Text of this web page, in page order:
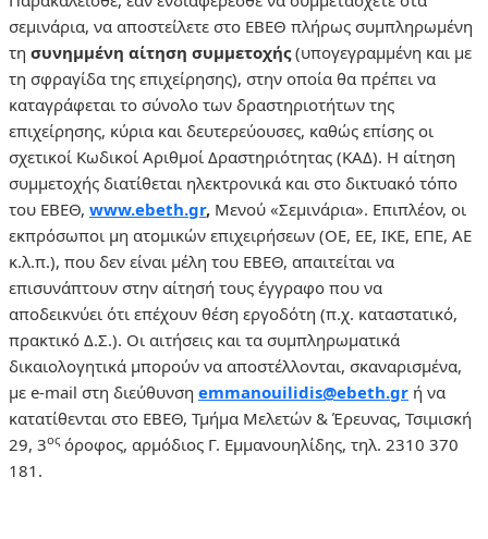
σεμινάρια, να αποστείλετε στο ΕΒΕΘ πλήρως συμπληρωμένη
τη συνημμένη αίτηση συμμετοχής(υπογεγραμμένη και με
τη σφραγίδα της επιχείρησης), στην οποία θα πρέπει να
καταγράφεται το σύνολο των δραστηριοτήτων της
επιχείρησης, κύρια και δευτερεύουσες, καθώς επίσης οι
σχετικοί Κωδικοί Αριθμοί Δραστηριότητας (ΚΑΔ). Η αίτηση
συμμετοχής διατίθεται ηλεκτρονικά και στο δικτυακό τόπο
του ΕΒΕΘ, www.ebeth.gr, Μενού «Σεμινάρια». Επιπλέον, οι
εκπρόσωποι μη ατομικών επιχειρήσεων (ΟΕ, ΕΕ, ΙΚΕ, ΕΠΕ, ΑΕ
κ.λ.π.), που δεν είναι μέλη του ΕΒΕΘ, απαιτείται να
επισυνάπτουν στην αίτησή τους έγγραφο που να
αποδεικνύει ότι επέχουν θέση εργοδότη (π.χ. καταστατικό,
πρακτικό Δ.Σ.). Οι αιτήσεις και τα συμπληρωματικά
δικαιολογητικά μπορούν να αποστέλλονται, σκαναρισμένα,
με e-mail στη διεύθυνση emmanouilidis@ebeth.gr ή να
κατατίθενται στο ΕΒΕΘ, Τμήμα Μελετών & Έρευνας, Τσιμισκή
29, 3ος όροφος, αρμόδιος Γ. Εμμανουηλίδης, τηλ. 2310 370
181.